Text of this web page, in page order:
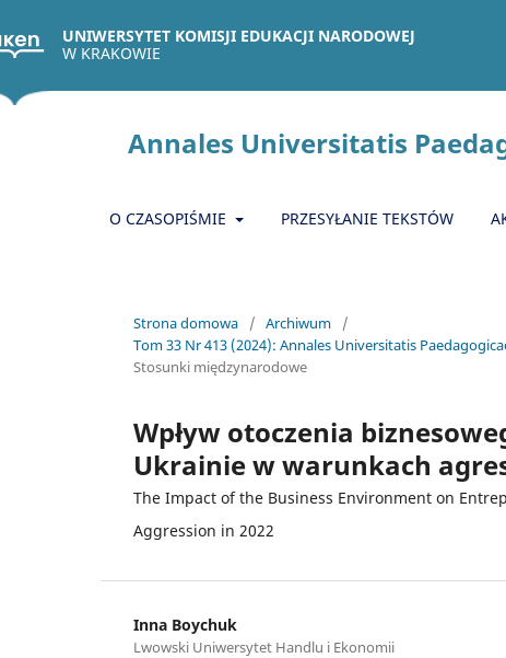
UNIWERSYTET KOMISJI EDUKACJI NARODOWEJ
W KRAKOWIE
Annales Universitatis
O CZASOPIŚMIE PRZESYŁANIE TEKSTÓW
Strona domowa / Archiwum
/
Tom 33 Nr 413 (2024): Annales Universitatis
Stosunki międzynarodowe
Wpływ otoczenia
Ukrainie w warunkach
The Impact of the Business Environment on
Aggression in 2022
Inna Boychuk
Lwowski Uniwersytet Handlu i Ekonomii